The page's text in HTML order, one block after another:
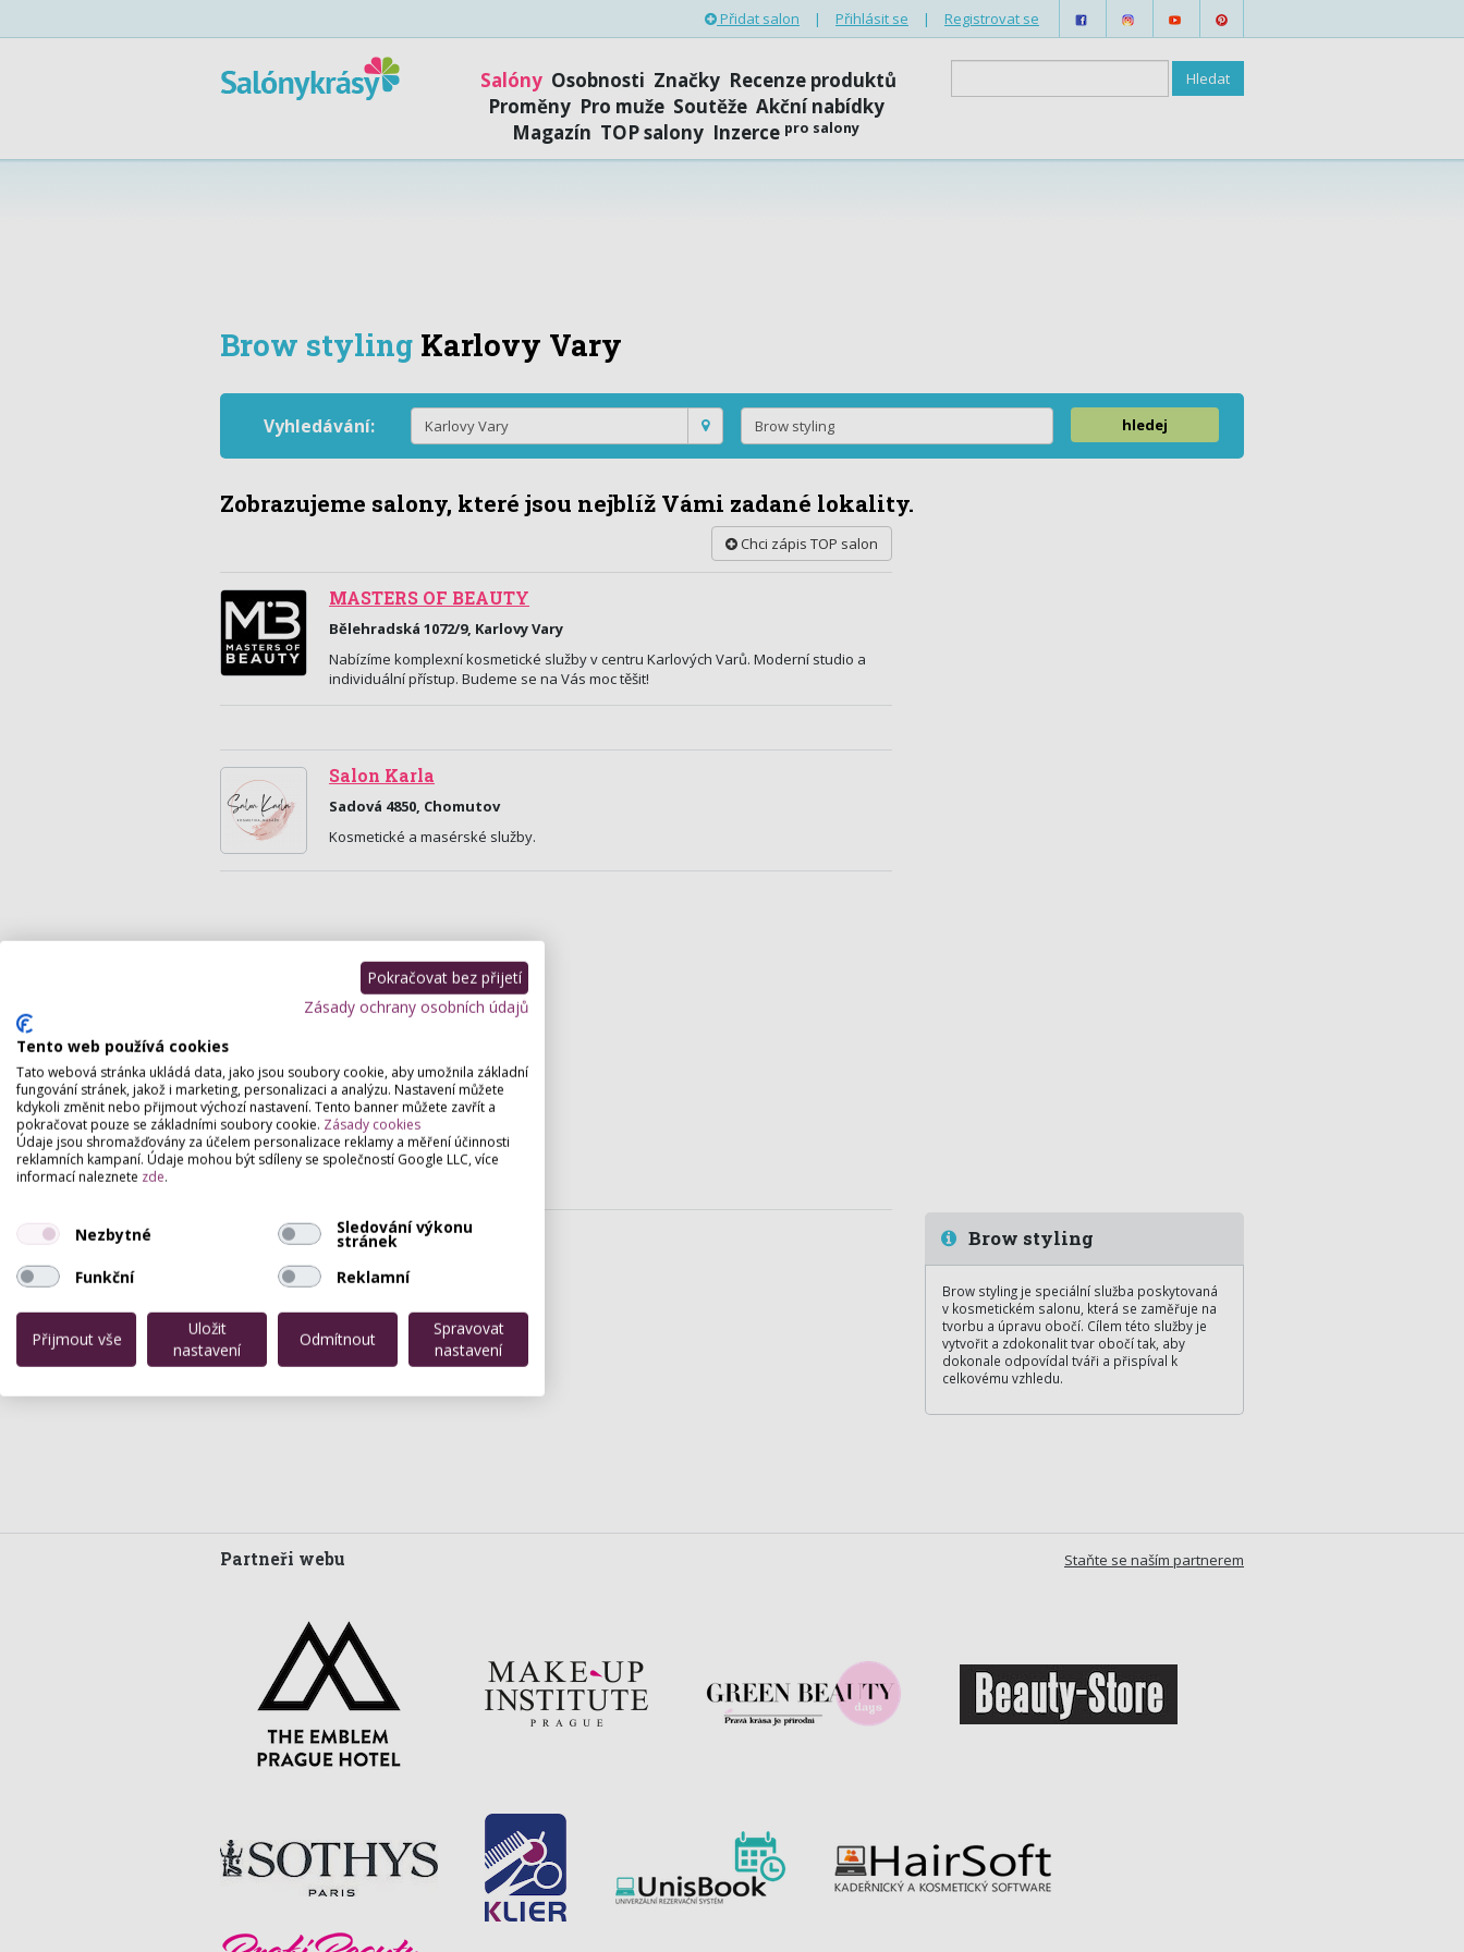
Přidat salon | Přihlásit se | Registrovat se
Salóny Osobnosti Značky Recenze produktů
Proměny Pro muže Soutěže Akční nabídky
Magazín TOP salony Inzerce pro salony
Brow styling Karlovy Vary
Vyhledávání: hledej
Zobrazujeme salony, které jsou nejblíž Vámi zadané lokality.
Chci zápis TOP salon
MASTERS OF BEAUTY
Bělehradská 1072/9, Karlovy Vary
Nabízíme komplexní kosmetické služby v centru Karlových Varů. Moderní studio a
individuální přístup. Budeme se na Vás moc těšit!
Salon Karla
Sadová 4850, Chomutov
Kosmetické a masérské služby.
Brow styling
Brow styling je speciální služba poskytovaná
v kosmetickém salonu, která se zaměřuje na
tvorbu a úpravu obočí. Cílem této služby je
vytvořit a zdokonalit tvar obočí tak, aby
dokonale odpovídal tváři a přispíval k
celkovému vzhledu.
Staňte se naším partnerem
Partneři webu
Pokračovat bez přijetí
Zásady ochrany osobních údajů
Tento web používá cookies
Tato webová stránka ukládá data, jako jsou soubory cookie, aby umožnila základní
fungování stránek, jakož i marketing, personalizaci a analýzu. Nastavení můžete
kdykoli změnit nebo přijmout výchozí nastavení. Tento banner můžete zavřít a
pokračovat pouze se základními soubory cookie. Zásady cookies
Údaje jsou shromažďovány za účelem personalizace reklamy a měření účinnosti
reklamních kampaní. Údaje mohou být sdíleny se společností Google LLC, více
informací naleznete zde.
Nezbytné Sledování výkonu
stránek
Funkční
Reklamní
Přijmout vše
Uložit
nastavení
Odmítnout
Spravovat
nastavení